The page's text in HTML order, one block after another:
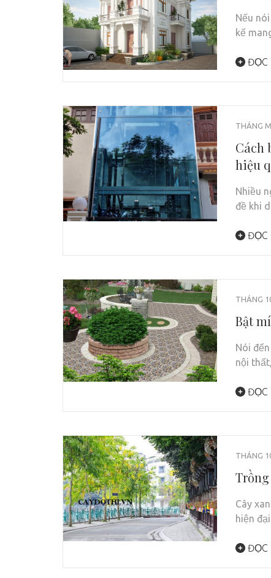
Nếu
kế
ĐỌC
THÁNG
Cách
hiệu
Nhiều
đề khi
ĐỌC
THÁNG
Bật
Nói
nội
ĐỌC
THÁNG
Cây
hiện
ĐỌC